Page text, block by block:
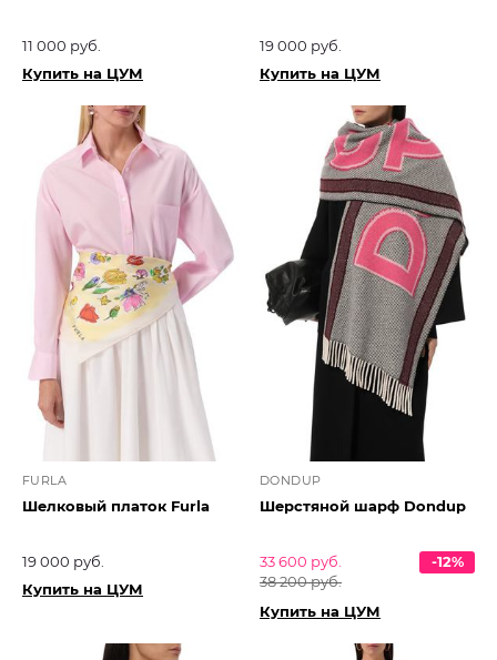
11 000 руб.
Купить на ЦУМ
19 000 руб.
Купить на ЦУМ
FURLA
Шелковый платок Furla
19 000 руб.
Купить на ЦУМ
DONDUP
Шерстяной шарф Dondup
33 600 руб.
38 200 руб.
-12%
Купить на ЦУМ